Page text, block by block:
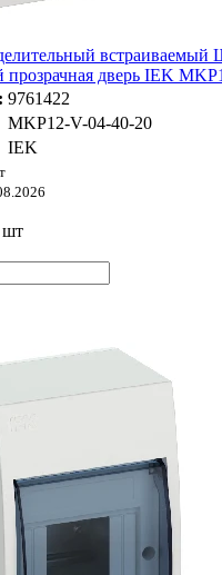
прозрачная дверь IEK
9761422
MKP12-V-04-40-20
IEK
шт